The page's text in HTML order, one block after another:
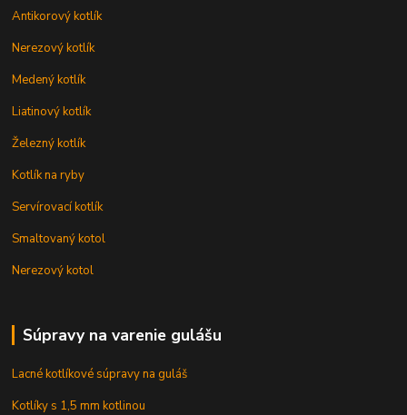
Antikorový kotlík
Nerezový kotlík
Medený kotlík
Liatinový kotlík
Železný kotlík
Kotlík na ryby
Servírovací kotlík
Smaltovaný kotol
Nerezový kotol
Súpravy na varenie gulášu
Lacné kotlíkové súpravy na guláš
Kotlíky s 1,5 mm kotlinou